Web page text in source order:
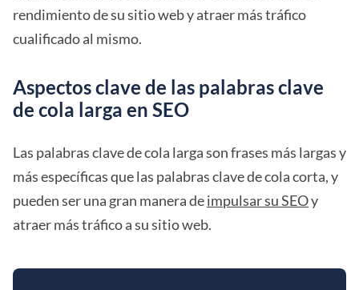
rendimiento de su sitio web y atraer más tráfico
cualificado al mismo.
Aspectos clave de las palabras clave
de cola larga en SEO
Las palabras clave de cola larga son frases más largas y
más específicas que las palabras clave de cola corta, y
pueden ser una gran manera deimpulsar su SEOy
atraer más tráfico a su sitio web.